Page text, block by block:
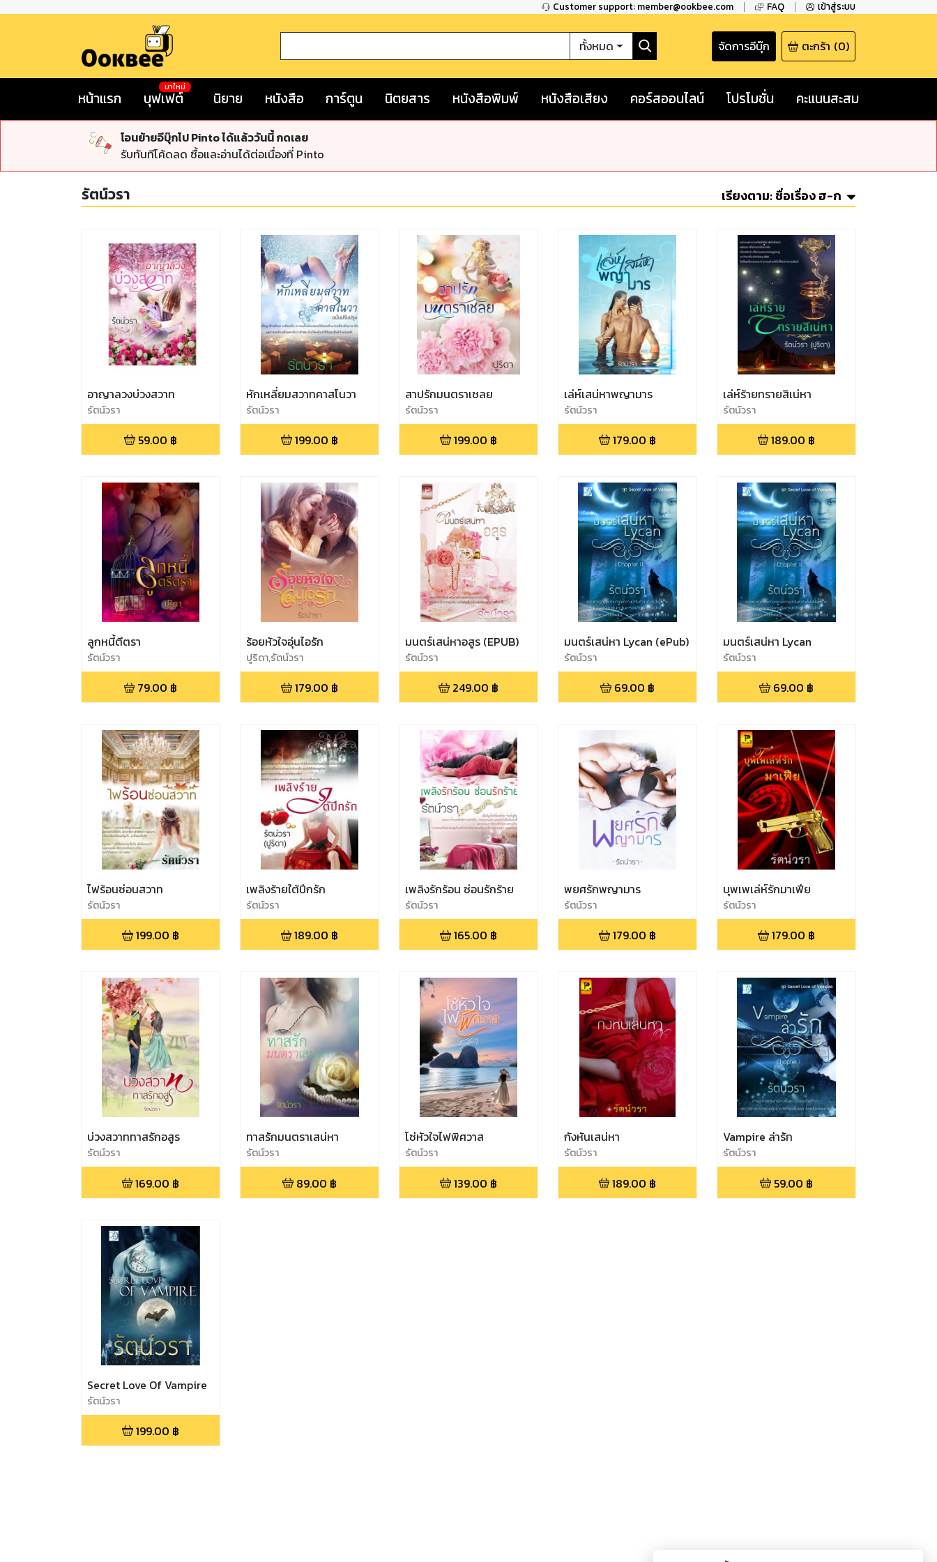
Customer support: member@ookbee.com FAQ เข้าสู่ระบบ
ทั้งหมด จัดการอีบุ๊ก ตะกร้า (0)
หน้าแรก บุฟเฟต์
มาใหม่
นิยาย หนังสือ การ์ตูน นิตยสาร หนังสือพิมพ์ หนังสือเสียง คอร์สออนไลน์ โปรโมชั่น คะแนนสะสม
โอนย้ายอีบุ๊กไป Pinto ได้แล้ววันนี้ กดเลย
รับทันทีโค้ดลด ซื้อและอ่านได้ต่อเนื่องที่ Pinto
รัตน์วรา เรียงตาม:ชื่อเรื่อง ฮ-ก
อาญาลวงบ่วงสวาท
รัตน์วรา
59.00 ฿
หักเหลี่ยมสวาทคาสโนวา
รัตน์วรา
199.00 ฿
สาปรักมนตราเชลย
รัตน์วรา
199.00 ฿
เล่ห์เสน่หาพญามาร
รัตน์วรา
179.00 ฿
เล่ห์ร้ายทรายสิเน่หา
รัตน์วรา
189.00 ฿
ลูกหนี้ตีตรา
รัตน์วรา
79.00 ฿
ร้อยหัวใจอุ่นไอรัก
ปูริดา,รัตน์วรา
179.00 ฿
มนตร์เสน่หาอสูร (EPUB)
รัตน์วรา
249.00 ฿
มนตร์เสน่หา Lycan (ePub)
รัตน์วรา
69.00 ฿
มนตร์เสน่หา Lycan
รัตน์วรา
69.00 ฿
ไฟร้อนซ่อนสวาท
รัตน์วรา
199.00 ฿
เพลิงร้ายใต้ปีกรัก
รัตน์วรา
189.00 ฿
เพลิงรักร้อน ซ่อนรักร้าย
รัตน์วรา
165.00 ฿
พยศรักพญามาร
รัตน์วรา
179.00 ฿
บุพเพเล่ห์รักมาเฟีย
รัตน์วรา
179.00 ฿
บ่วงสวาททาสรักอสูร
รัตน์วรา
169.00 ฿
ทาสรักมนตราเสน่หา
รัตน์วรา
89.00 ฿
โซ่หัวใจไฟพิศวาส
รัตน์วรา
139.00 ฿
กังหันเสน่หา
รัตน์วรา
189.00 ฿
Vampire ล่ารัก
รัตน์วรา
59.00 ฿
Secret Love Of Vampire
รัตน์วรา
199.00 ฿